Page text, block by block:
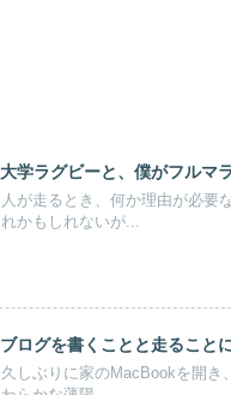
大学ラグビーと、僕がフルマ
人が走るとき、何か理由が必要
れかもしれないが...
ブログを書くことと走ること
久しぶりに家のMacBookを開き